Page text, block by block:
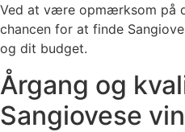
Ved at være opmærksom på
chancen for at finde
og dit budget.
Årgang og
Sangiovese vin